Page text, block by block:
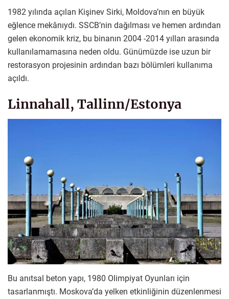
1982 yılında açılan Kişinev Sirki, Moldova’nın en büyük
eğlence mekânıydı. SSCB’nin dağılması ve hemen ardından
gelen ekonomik kriz, bu binanın 2004 -2014 yılları arasında
kullanılamamasına neden oldu. Günümüzde ise uzun bir
restorasyon projesinin ardından bazı bölümleri kullanıma
açıldı.
Linnahall, Tallinn/Estonya
Bu anıtsal beton yapı, 1980 Olimpiyat Oyunları için
tasarlanmıştı. Moskova’da yelken etkinliğinin düzenlenmesi